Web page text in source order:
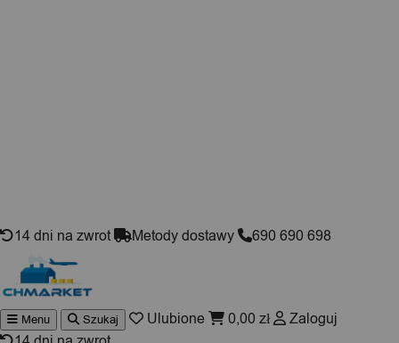
14 dni na zwrot Metody dostawy 690 690 698
Wyszukiwarka
produktów
Menu Szukaj Ulubione 0,00 zł
Zaloguj